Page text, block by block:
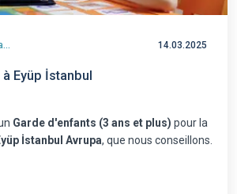
Garde d'enfants (3 ans et plus) 14.03.2025
Eyüp İstanbul
Garde d'enfants (3 ans et plus) pour la
İstanbul Avrupa, que nous conseillons.